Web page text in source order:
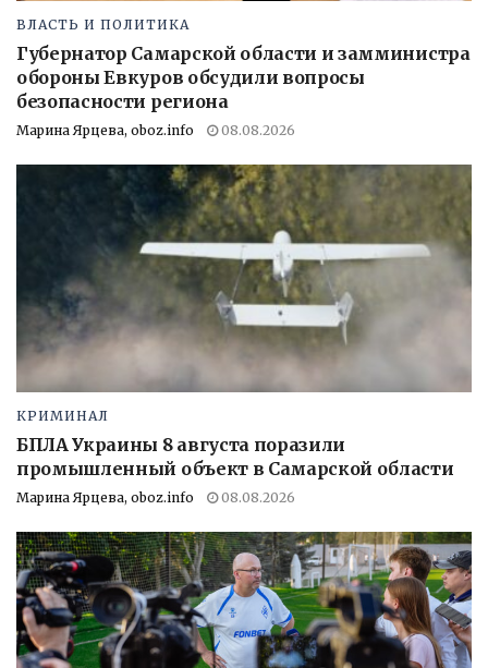
ВЛАСТЬ И ПОЛИТИКА
Губернатор Самарской области и замминистра
обороны Евкуров обсудили вопросы
безопасности региона
Марина Ярцева, oboz.info 08.08.2026
КРИМИНАЛ
БПЛА Украины 8 августа поразили
промышленный объект в Самарской области
Марина Ярцева, oboz.info 08.08.2026